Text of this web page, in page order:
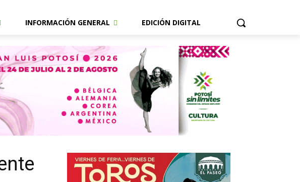
INFORMACIÓN GENERAL EDICIÓN DIGITAL